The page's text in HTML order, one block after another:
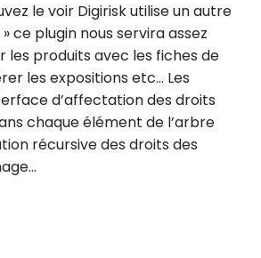
le voir Digirisk utilise un autre
ce plugin nous servira assez
produits avec les fiches de
les expositions etc… Les
d’affectation des droits
chaque élément de l’arbre
récursive des droits des